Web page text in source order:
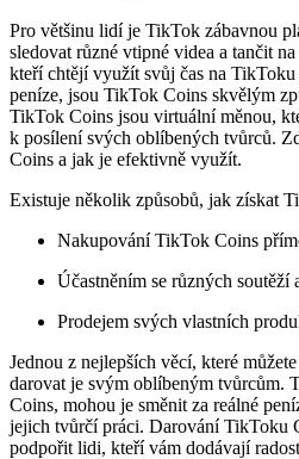
Pro většinu lidí je TikTok zábavnou
sledovat různé vtipné videa a tančit
kteří chtějí využít svůj čas na
peníze, jsou TikTok Coins skvělým
TikTok Coins jsou virtuální měnou,
k posílení svých oblíbených tvůrců.
Coins a jak je efektivně využít.
Existuje několik způsobů, jak získat
Nakupování TikTok Coins
Účastněním se různých soutěží
Prodejem svých vlastních
Jednou z nejlepších věcí, které
darovat je svým oblíbeným tvůrcům.
Coins, mohou je směnit za reálné
jejich tvůrčí práci. Darování TikToku
podpořit lidi, kteří vám dodávají